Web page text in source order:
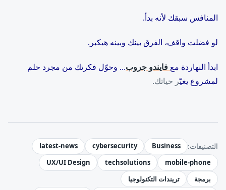
المنافس سبقك لأنه بدأ.
لو فضلت واقف، الفرق بينك وبينه هيكبر.
ابدأ النهاردة مع فايندو جروب… وحوّل فكرتك من مجرد حلم
لمشروع يغيّر حياتك.
التصنيفات: Business
cybersecurity
latest-news
mobile-phone
techsolutions
UX/UI Design
برمجة
تريندات التكنولوجيا